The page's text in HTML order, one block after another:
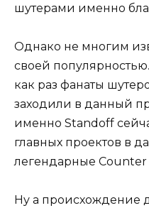
шутерами именно
Однако не многим
своей
как раз фанаты
заходили в данный
именно Standoff
главных проектов в
легендарные Counter
Ну а происхождение